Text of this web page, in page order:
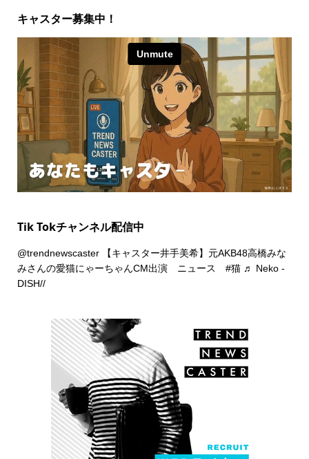
キャスター募集中！
Tik Tokチャンネル配信中
@trendnewscaster【キャスター井手美希】元AKB48高橋みな
みさんの愛猫にゃーちゃんCM出演 ニュース #猫 ♬ Neko -
DISH//